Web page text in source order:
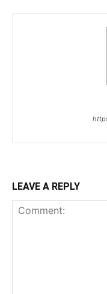
LEAVE A REPLY